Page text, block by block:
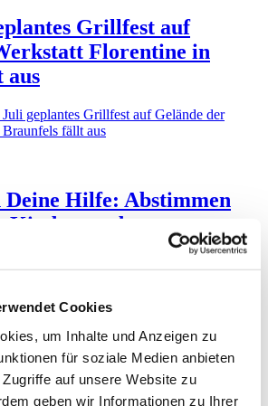
Cookies
um Inhalte und Anzeigen zu
für soziale Medien anbieten
auf unsere Website zu
geben wir Informationen zu Ihrer
Grillfest auf
Florentine in
aus
geplantes Grillfest auf Gelände der
fällt aus
Hilfe: Abstimmen
Kinder- und
Weilburg
Weilburg
Spaß haben:
der Werkstätten laden